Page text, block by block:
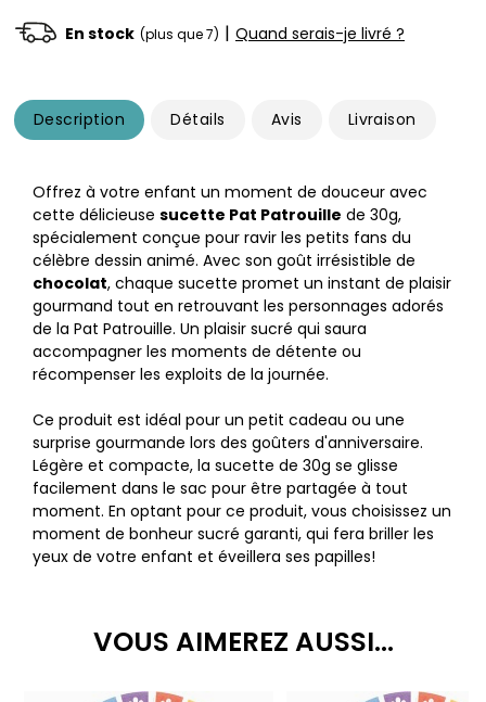
En stock (plus que 7) | Quand serais-je livré ?
Description Détails Avis Livraison
Offrez à votre enfant un moment de douceur avec
cette délicieuse sucette Pat Patrouille de 30g,
spécialement conçue pour ravir les petits fans du
célèbre dessin animé. Avec son goût irrésistible de
chocolat, chaque sucette promet un instant de plaisir
gourmand tout en retrouvant les personnages adorés
de la Pat Patrouille. Un plaisir sucré qui saura
accompagner les moments de détente ou
récompenser les exploits de la journée.
Ce produit est idéal pour un petit cadeau ou une
surprise gourmande lors des goûters d'anniversaire.
Légère et compacte, la sucette de 30g se glisse
facilement dans le sac pour être partagée à tout
moment. En optant pour ce produit, vous choisissez un
moment de bonheur sucré garanti, qui fera briller les
yeux de votre enfant et éveillera ses papilles!
VOUS AIMEREZ AUSSI...